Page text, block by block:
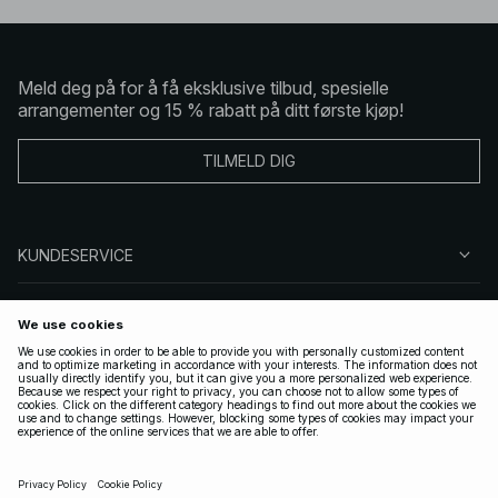
Meld deg på for å få eksklusive tilbud, spesielle
arrangementer og 15 % rabatt på ditt første kjøp!
TILMELD DIG
KUNDESERVICE
FØLG OSS
LOVLIG